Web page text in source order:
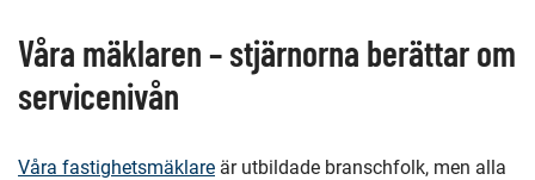
Våra mäklaren – stjärnorna berättar om
servicenivån
Våra fastighetsmäklare är utbildade branschfolk, men alla